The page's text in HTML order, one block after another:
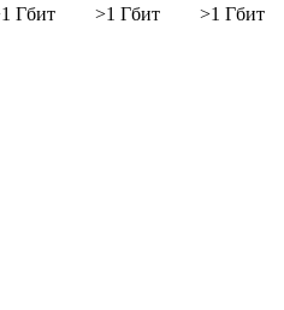
Гбит >1 Гбит >1 Гбит